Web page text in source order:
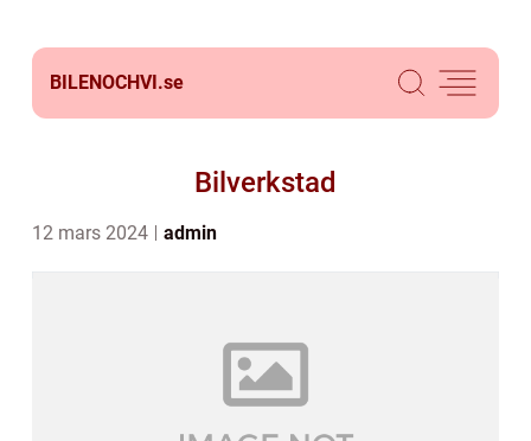
BILENOCHVI.se
Bilverkstad
12 mars 2024 admin